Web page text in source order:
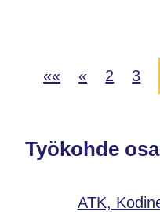
«« « 2 3
Työkohde
ATK,